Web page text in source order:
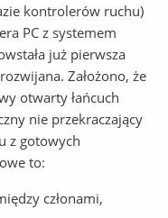
kontrolerów ruchu)
PC z systemem
już pierwsza
Założono, że
otwarty łańcuch
nie przekraczający
z gotowych
to:
członami,